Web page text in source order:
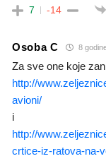
7 -14
Osoba C 8
Za sve one koje
http://
avioni/
i
http://
crtice-iz-ratova-na-